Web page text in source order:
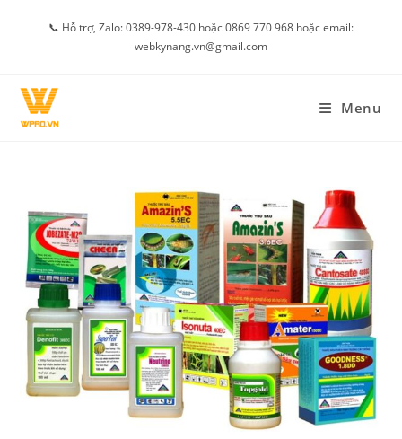
📞 Hỗ trợ, Zalo: 0389-978-430 hoặc 0869 770 968 hoặc email:
webkynang.vn@gmail.com
Menu